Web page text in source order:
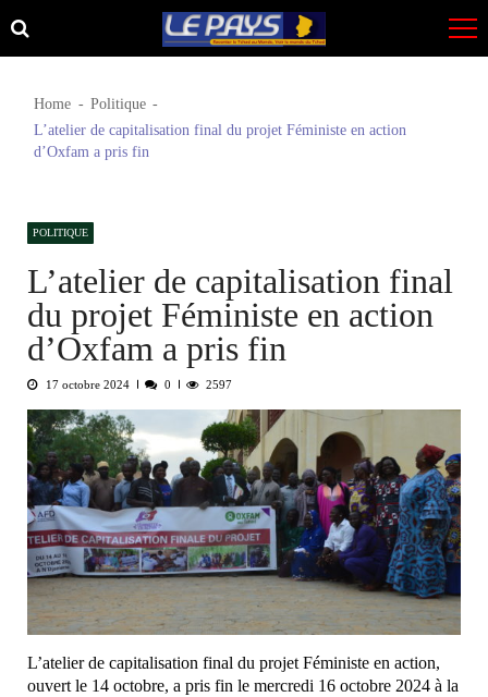
Skip
to
Skip
to
Home
Politique
L’atelier de capitalisation final du projet Féministe en action
d’Oxfam a pris fin
POLITIQUE
L’atelier de capitalisation final
du projet Féministe en action
d’Oxfam a pris fin
17 octobre 2024 0 2597
L’atelier de capitalisation final du projet Féministe en action,
ouvert le 14 octobre, a pris fin le mercredi 16 octobre 2024 à la